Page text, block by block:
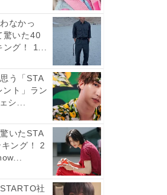
なかっ
驚いた40
ング！ 1...
う「STA
ト」ラン
シ...
いたSTA
ング！ 2
社